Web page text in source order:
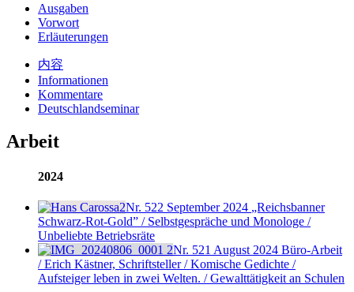
Ausgaben
Vorwort
Erläuterungen
内容
Informationen
Kommentare
Deutschlandseminar
Arbeit
2024
Nr. 522 September 2024 „Reichsbanner
Schwarz-Rot-Gold” / Selbstgespräche und Monologe /
Unbeliebte Betriebsräte
Nr. 521 August 2024 Büro-Arbeit
/ Erich Kästner, Schriftsteller / Komische Gedichte /
Aufsteiger leben in zwei Welten. / Gewalttätigkeit an Schulen